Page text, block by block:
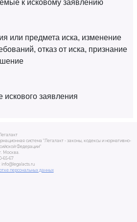
к исковому заявлению
или предмета иска, изменение
отказ от иска, признание
заявления
система "Легалакт - законы, кодексы и нормативно-
Федерации"
Москва.
65-67
info@legalacts.ru
персональных данных